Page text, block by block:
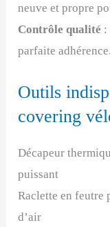
neuve et propre
Contrôle qualité :
parfaite adhérence.
Outils
covering
Décapeur
puissant
Raclette en feutre
d’air